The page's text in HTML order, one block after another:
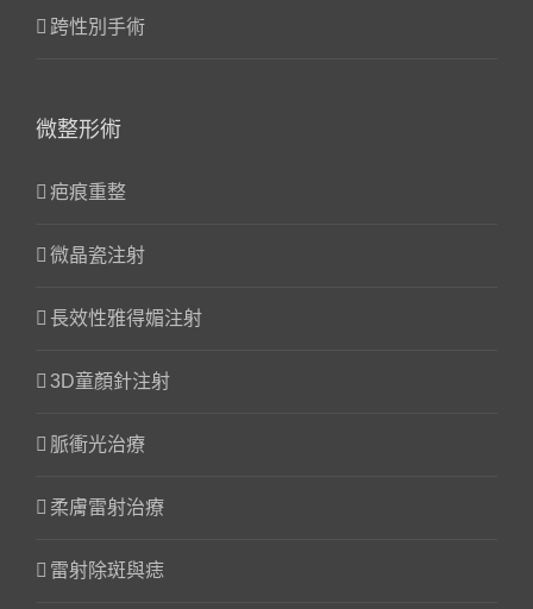
跨性別手術
微整形術
疤痕重整
微晶瓷注射
長效性雅得媚注射
3D童顏針注射
脈衝光治療
柔膚雷射治療
雷射除斑與痣